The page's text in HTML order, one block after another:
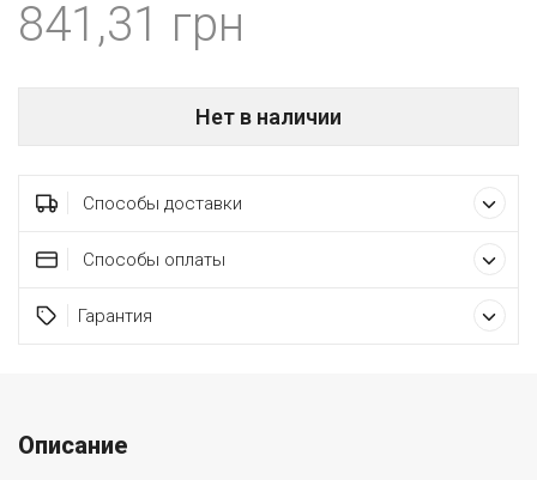
841,31
Нет в наличии
Способы доставки
Способы оплаты
Гарантия
Описание